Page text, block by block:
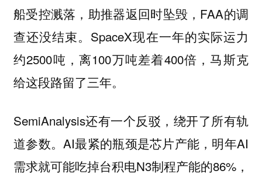
船受控溅落，助推器返回时坠毁，FAA的调
查还没结束。SpaceX现在一年的实际运力
约2500吨，离100万吨差着400倍，马斯克
给这段路留了三年。
SemiAnalysis还有一个反驳，绕开了所有轨
道参数。AI最紧的瓶颈是芯片产能，明年AI
需求就可能吃掉台积电N3制程产能的86%，